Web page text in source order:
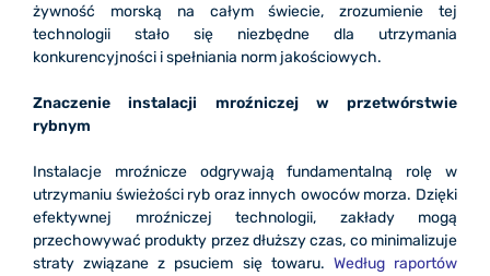
żywność morską na całym świecie, zrozumienie tej
technologii stało się niezbędne dla utrzymania
konkurencyjności i spełniania norm jakościowych.
Znaczenie instalacji mroźniczej w przetwórstwie
rybnym
Instalacje mroźnicze odgrywają fundamentalną rolę w
utrzymaniu świeżości ryb oraz innych owoców morza. Dzięki
efektywnej mroźniczej technologii, zakłady mogą
przechowywać produkty przez dłuższy czas, co minimalizuje
straty związane z psuciem się towaru. Według raportów